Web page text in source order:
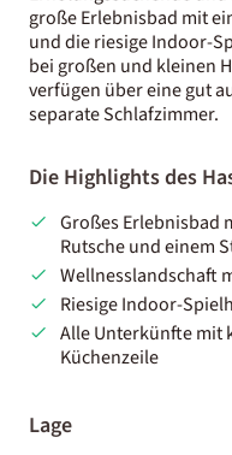
große Erlebnisbad mit
und die riesige Indoor-
bei großen und kleinen
verfügen über eine gut
separate Schlafzimmer.
Die Highlights des
Großes Erlebnisbad
Rutsche und einem
Wellnesslandschaft
Riesige Indoor-
Alle Unterkünfte mit
Küchenzeile
Lage